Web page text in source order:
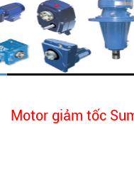
Motor giảm tốc